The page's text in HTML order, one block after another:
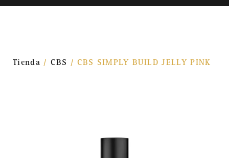
Tienda /CBS / CBS SIMPLY BUILD JELLY PINK